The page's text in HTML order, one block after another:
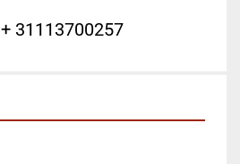
+ 31113700257